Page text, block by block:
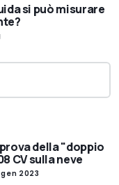
si può misurare
della "doppio
CV sulla neve
gen 2023